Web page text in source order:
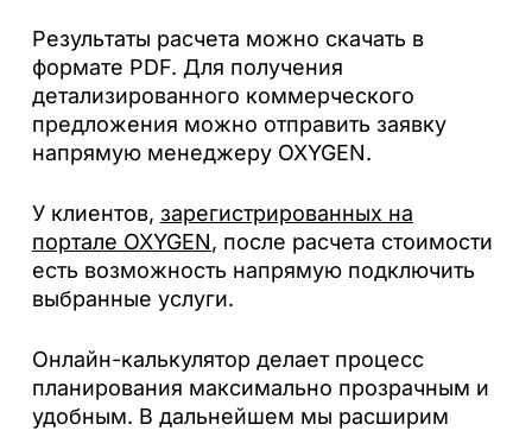
Результаты расчета можно скачать в
формате PDF. Для получения
детализированного коммерческого
предложения можно отправить заявку
напрямую менеджеру OXYGEN.
У клиентов, зарегистрированных на
портале OXYGEN, после расчета стоимости
есть возможность напрямую подключить
выбранные услуги.
Онлайн-калькулятор делает процесс
планирования максимально прозрачным и
удобным. В дальнейшем мы расширим